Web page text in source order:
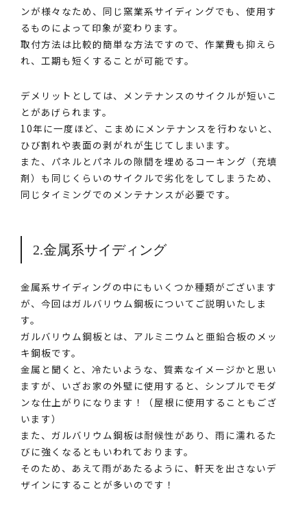
ンが様々なため、同じ窯業系サイディングでも、使用す
るものによって印象が変わります。
取付方法は比較的簡単な方法ですので、作業費も抑えら
れ、工期も短くすることが可能です。
デメリットとしては、メンテナンスのサイクルが短いこ
とがあげられます。
10年に一度ほど、こまめにメンテナンスを行わないと、
ひび割れや表面の剥がれが生じてしまいます。
また、パネルとパネルの隙間を埋めるコーキング（充填
剤）も同じくらいのサイクルで劣化をしてしまうため、
同じタイミングでのメンテナンスが必要です。
2.金属系サイディング
金属系サイディングの中にもいくつか種類がございます
が、今回はガルバリウム鋼板についてご説明いたしま
す。
ガルバリウム鋼板とは、アルミニウムと亜鉛合板のメッ
キ鋼板です。
金属と聞くと、冷たいような、質素なイメージかと思い
ますが、いざお家の外壁に使用すると、シンプルでモダ
ンな仕上がりになります！（屋根に使用することもござ
います）
また、ガルバリウム鋼板は耐候性があり、雨に濡れるた
びに強くなるともいわれております。
そのため、あえて雨があたるように、軒天を出さないデ
ザインにすることが多いのです！